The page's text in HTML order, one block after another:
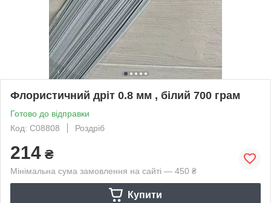
Флористичний дріт 0.8 мм , білий 700 грам
Готово до відправки
Код: С08808
Роздріб
214 ₴
Мінімальна сума замовлення на сайті — 450 ₴
Купити